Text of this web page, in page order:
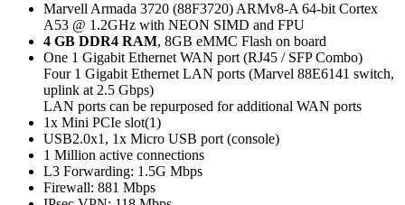
Marvell Armada 3720 (88F3720) ARMv8-A 64-bit Cortex
A53 @ 1.2GHz with NEON SIMD and FPU
4 GB DDR4 RAM, 8GB eMMC Flash on board
One 1 Gigabit Ethernet WAN port (RJ45 / SFP Combo)
Four 1 Gigabit Ethernet LAN ports (Marvel 88E6141 switch,
uplink at 2.5 Gbps)
LAN ports can be repurposed for additional WAN ports
1x Mini PCIe slot(1)
USB2.0x1, 1x Micro USB port (console)
1 Million active connections
L3 Forwarding: 1.5G Mbps
Firewall: 881 Mbps